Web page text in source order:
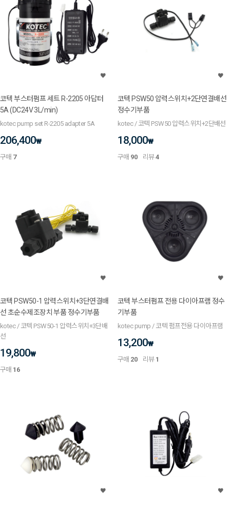
코텍 부스터펌프 세트 R-2205 아답터
5A (DC24V 3L/min)
kotec pump set R-2205 adapter 5A
206,400₩
구매 7
코텍 PSW50 압력스위치+2단연결배선
정수기부품
kotec / 코텍 PSW50 압력스위치+2단배선
18,000₩
구매 90 리뷰4
코텍 PSW50-1 압력스위치+3단연결배
선 초순수제조장치 부품 정수기부품
kotec / 코텍 PSW50-1 압력스위치+3단배
선
19,800₩
구매 16
코텍 부스터펌프 전용 다이아프램 정수
기부품
kotec pump / 코텍 펌프전용 다이아프램
13,200₩
구매 20 리뷰 1